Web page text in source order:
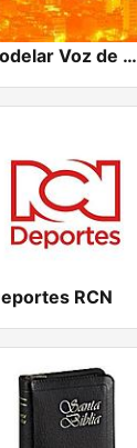
Todelar Voz de Bogota
RCN